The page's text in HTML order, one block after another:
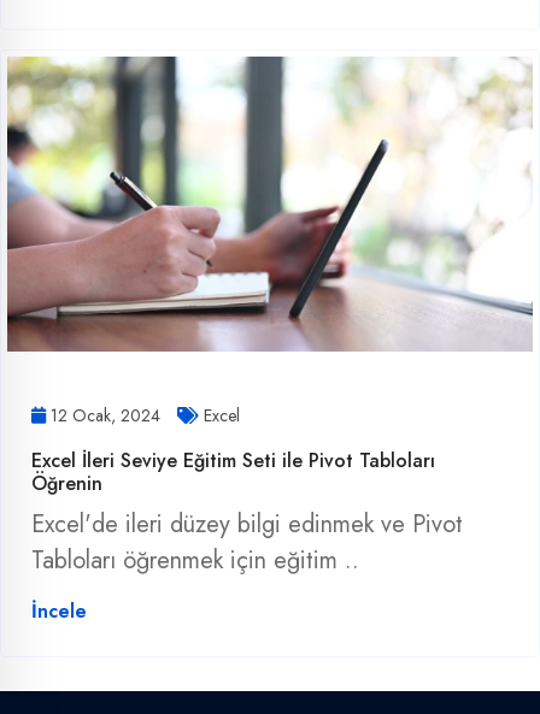
12 Ocak, 2024 Excel
Excel İleri Seviye Eğitim Seti ile Pivot Tabloları
Öğrenin
Excel'de ileri düzey bilgi edinmek ve Pivot
Tabloları öğrenmek için eğitim ..
İncele